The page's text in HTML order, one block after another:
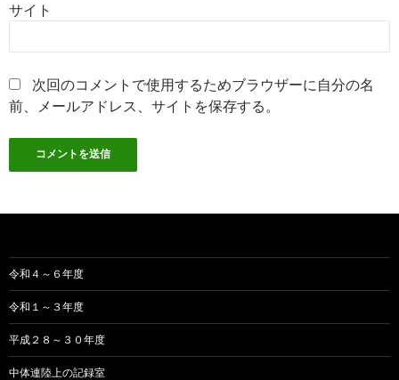
サイト
次回のコメントで使用するためブラウザーに自分の名
前、メールアドレス、サイトを保存する。
令和４～６年度
令和１～３年度
平成２８～３０年度
中体連陸上の記録室